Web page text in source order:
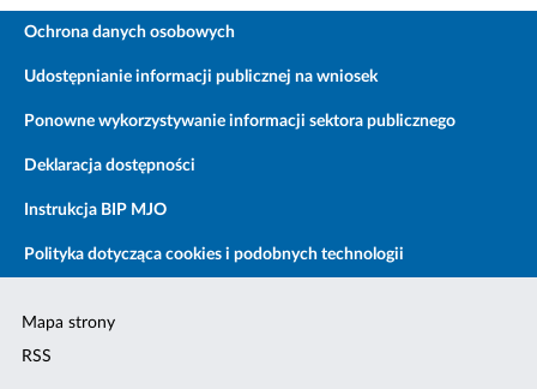
Ochrona danych osobowych
Udostępnianie informacji publicznej na wniosek
Ponowne wykorzystywanie informacji sektora publicznego
Deklaracja dostępności
Instrukcja BIP MJO
Polityka dotycząca cookies i podobnych technologii
Mapa strony
RSS